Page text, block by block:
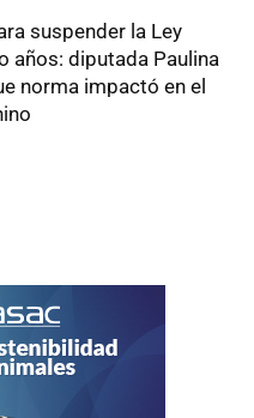
suspender la Ley
años: diputada Paulina
norma impactó en el